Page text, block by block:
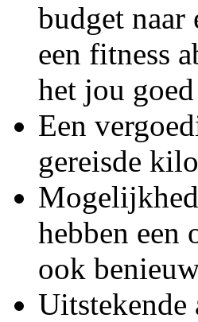
budget
een fitness
het jou
Een
gereisde
hebben
ook
Uitstekende